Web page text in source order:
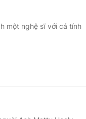
một nghệ sĩ với cá tính